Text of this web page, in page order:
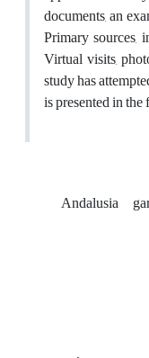
documents, an
Primary sources,
Virtual visits,
study has
is presented in
Andalusia